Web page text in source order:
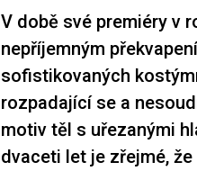
V době své premiéry v
nepříjemným
sofistikovaných
rozpadající se a
motiv těl s uřezanými
dvaceti let je zřejmé, že